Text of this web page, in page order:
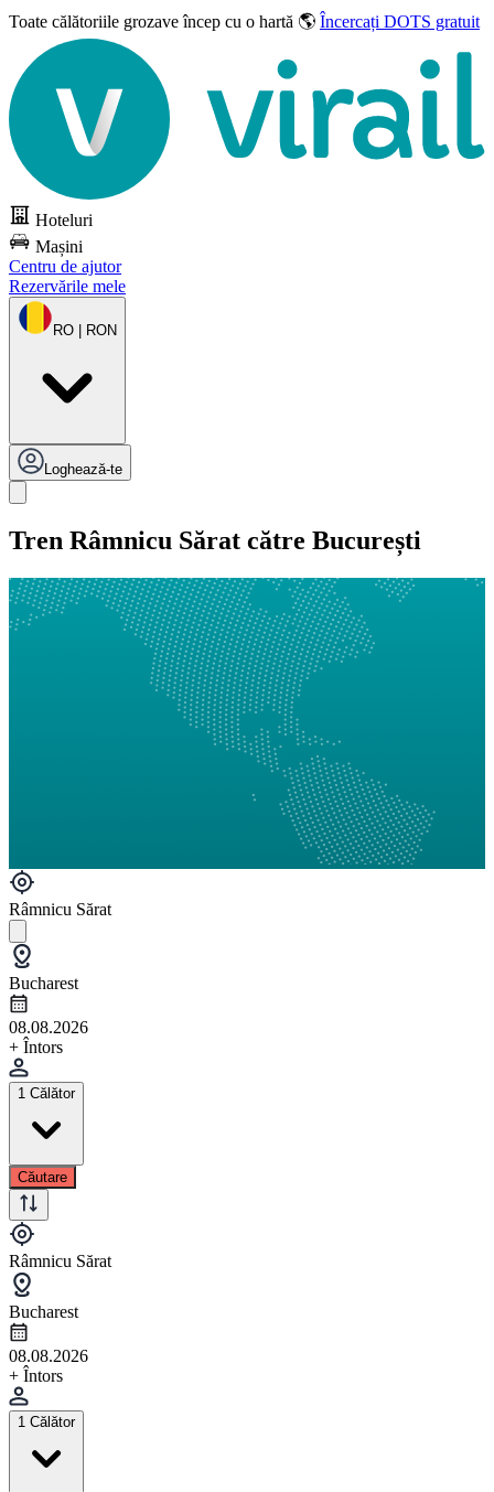
Toate călătoriile grozaveîncep cu o hartă 🌎 Încercați DOTS gratuit
Hoteluri
Mașini
Centru de ajutor
Rezervările mele
RO | RON
Loghează-te
Tren Râmnicu Sărat către București
Râmnicu Sărat
Bucharest
08.08.2026
+ Întors
1 Călător
Căutare
Râmnicu Sărat
Bucharest
08.08.2026
+ Întors
1 Călător